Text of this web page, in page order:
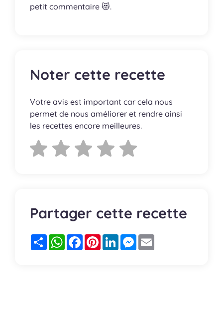
petit commentaire 😻.
Noter cette recette
Votre avis est important car cela nous
permet de nous améliorer et rendre ainsi
les recettes encore meilleures.
Partager cette recette
PartagerWhatsApp
FacebookPinterestLinkedInMessenger